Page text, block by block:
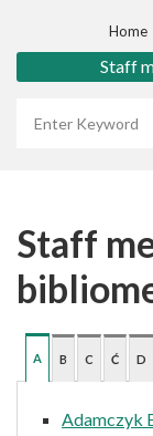
Home
Staff
Staff
A B C Ć D
Adamczyk